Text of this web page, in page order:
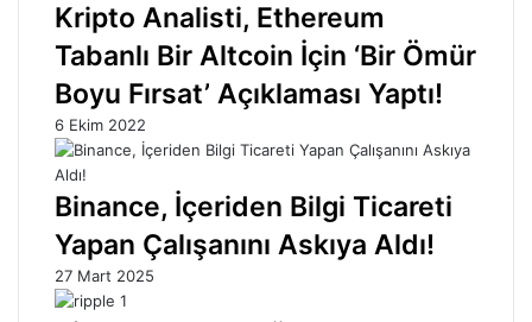
Kripto Analisti, Ethereum
Tabanlı Bir Altcoin İçin ‘Bir Ömür
Boyu Fırsat’ Açıklaması Yaptı!
6 Ekim 2022
Binance, İçeriden Bilgi Ticareti
Yapan Çalışanını Askıya Aldı!
27 Mart 2025